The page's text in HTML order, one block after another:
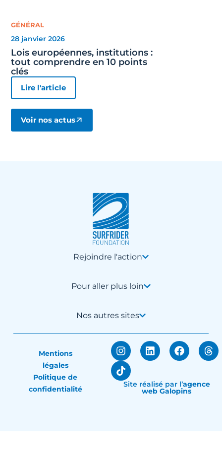
GÉNÉRAL
28 janvier 2026
Lois européennes, institutions :
tout comprendre en 10 points
clés
Lire l'article
Voir nos actus
Rejoindre l'action
Pour aller plus loin
Nos autres sites
Mentions
légales
Politique de
confidentialité
Site réalisé par l’agence
web Galopins